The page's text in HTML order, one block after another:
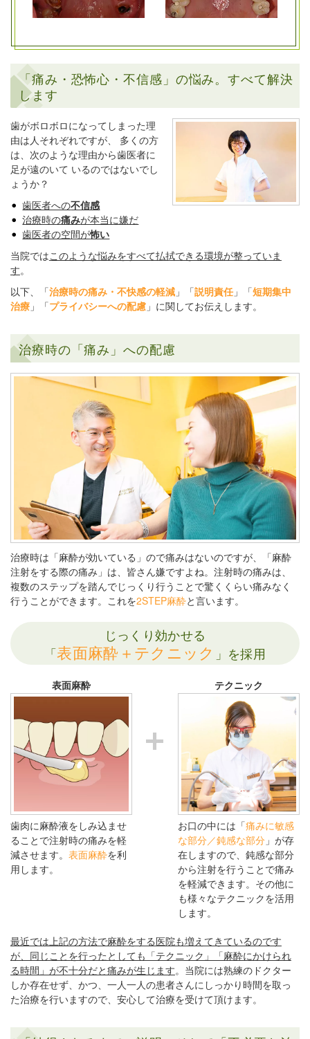
「痛み・恐怖心・不信感」の悩み。すべて解決
します
歯がボロボロになってしまった理
由は人それぞれですが、 多くの方
は、次のような理由から歯医者に
足が遠のいて いるのではないでし
ょうか？
歯医者への不信感
治療時の痛みが本当に嫌だ
歯医者の空間が怖い
当院ではこのような悩みをすべて払拭できる環境が整っていま
す。
以下、「治療時の痛み・不快感の軽減」「説明責任」「短期集中
治療」「プライバシーへの配慮」に関してお伝えします。
治療時の「痛み」への配慮
治療時は「麻酔が効いている」ので痛みはないのですが、「麻酔
注射をする際の痛み」は、皆さん嫌ですよね。注射時の痛みは、
複数のステップを踏んでじっくり行うことで驚くくらい痛みなく
行うことができます。これを2STEP麻酔と言います。
じっくり効かせる
「表面麻酔＋テクニック 」を採用
表面麻酔
歯肉に麻酔液をしみ込ませ
ることで注射時の痛みを軽
減させます。 表面麻酔を利
用します。
テクニック
お口の中には「痛みに敏感
な部分／鈍感な部分 」が存
在しますので、鈍感な部分
から注射を行うことで痛み
を軽減できます。その他に
も様々なテクニックを活用
します。
最近では上記の方法で麻酔をする医院も増えてきているのです
が、同じことを行ったとしても「テクニック」「麻酔にかけられ
る時間」が不十分だと痛みが生じます。当院には熟練のドクター
しか存在せず、かつ、一人一人の患者さんにしっかり時間を取っ
た治療を行いますので、安心して治療を受けて頂けます。